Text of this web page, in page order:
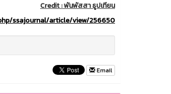
Credit :พันพัสสา ธูปเทียน
ssajournal/article/view/256650
Email